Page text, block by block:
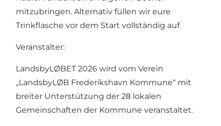
mitzubringen. Alternativ füllen wir eure
Trinkflasche vor dem Start vollständig auf.
Veranstalter:
LandsbyLØBET 2026 wird vom Verein
„LandsbyLØB Frederikshavn Kommune“ mit
breiter Unterstützung der 28 lokalen
Gemeinschaften der Kommune veranstaltet.